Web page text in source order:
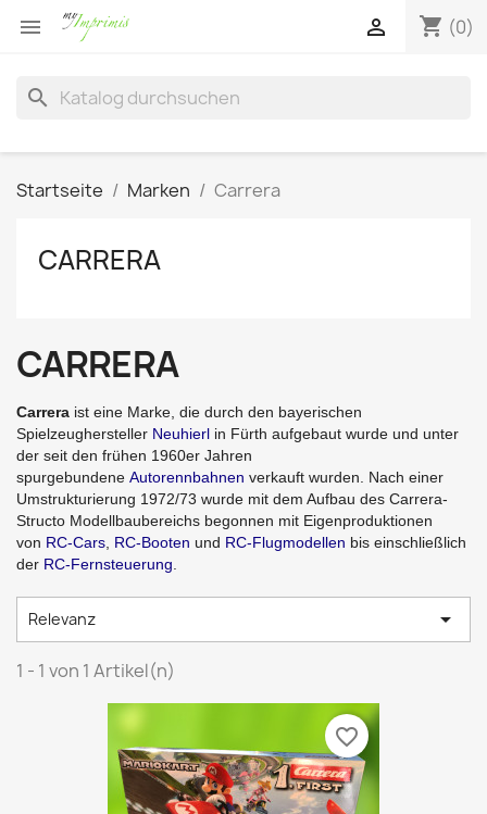
 shopping_cart (0)

search
Startseite Marken Carrera
CARRERA
CARRERA
Carrera ist eine Marke, die durch den bayerischen
Spielzeughersteller Neuhierl in Fürth aufgebaut wurde und unter
der seit den frühen 1960er Jahren
spurgebundene Autorennbahnen verkauft wurden. Nach einer
Umstrukturierung 1972/73 wurde mit dem Aufbau des Carrera-
Structo Modellbaubereichs begonnen mit Eigenproduktionen
von RC-Cars RC-Booten und RC-Flugmodellen bis einschließlich
der RC-Fernsteuerung
Relevanz 
1 - 1 von 1 Artikel(n)
favorite_border